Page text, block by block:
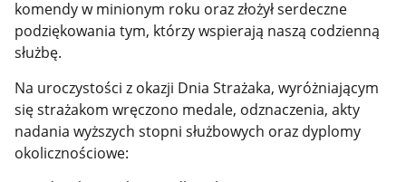
komendy w minionym roku oraz złożył serdeczne
podziękowania tym, którzy wspierają naszą codzienną
służbę.
Na uroczystości z okazji Dnia Strażaka, wyróżniającym
się strażakom wręczono medale, odznaczenia, akty
nadania wyższych stopni służbowych oraz dyplomy
okolicznościowe: